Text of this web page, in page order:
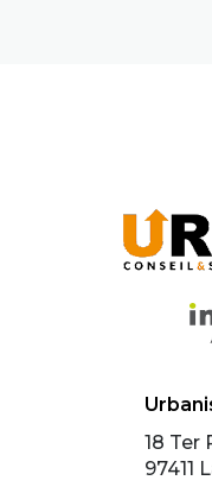
18 Ter
97411